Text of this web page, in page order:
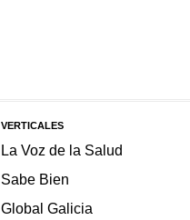
VERTICALES
La Voz de la Salud
Sabe Bien
Global Galicia